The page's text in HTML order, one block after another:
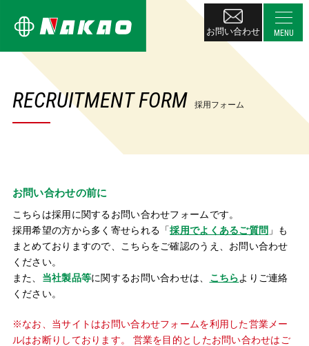
お問い合わせ
RECRUITMENT FORM 採用フォーム
お問い合わせの前に
こちらは採用に関するお問い合わせフォームです。
採用希望の方から多く寄せられる「採用でよくあるご質問 」も
まとめておりますので、こちらをご確認のうえ、お問い合わせ
ください。
また、 当社製品等に関するお問い合わせは、 こちらよりご連絡
ください。
※なお、当サイトはお問い合わせフォームを利用した営業メー
ルはお断りしております。 営業を目的としたお問い合わせはご